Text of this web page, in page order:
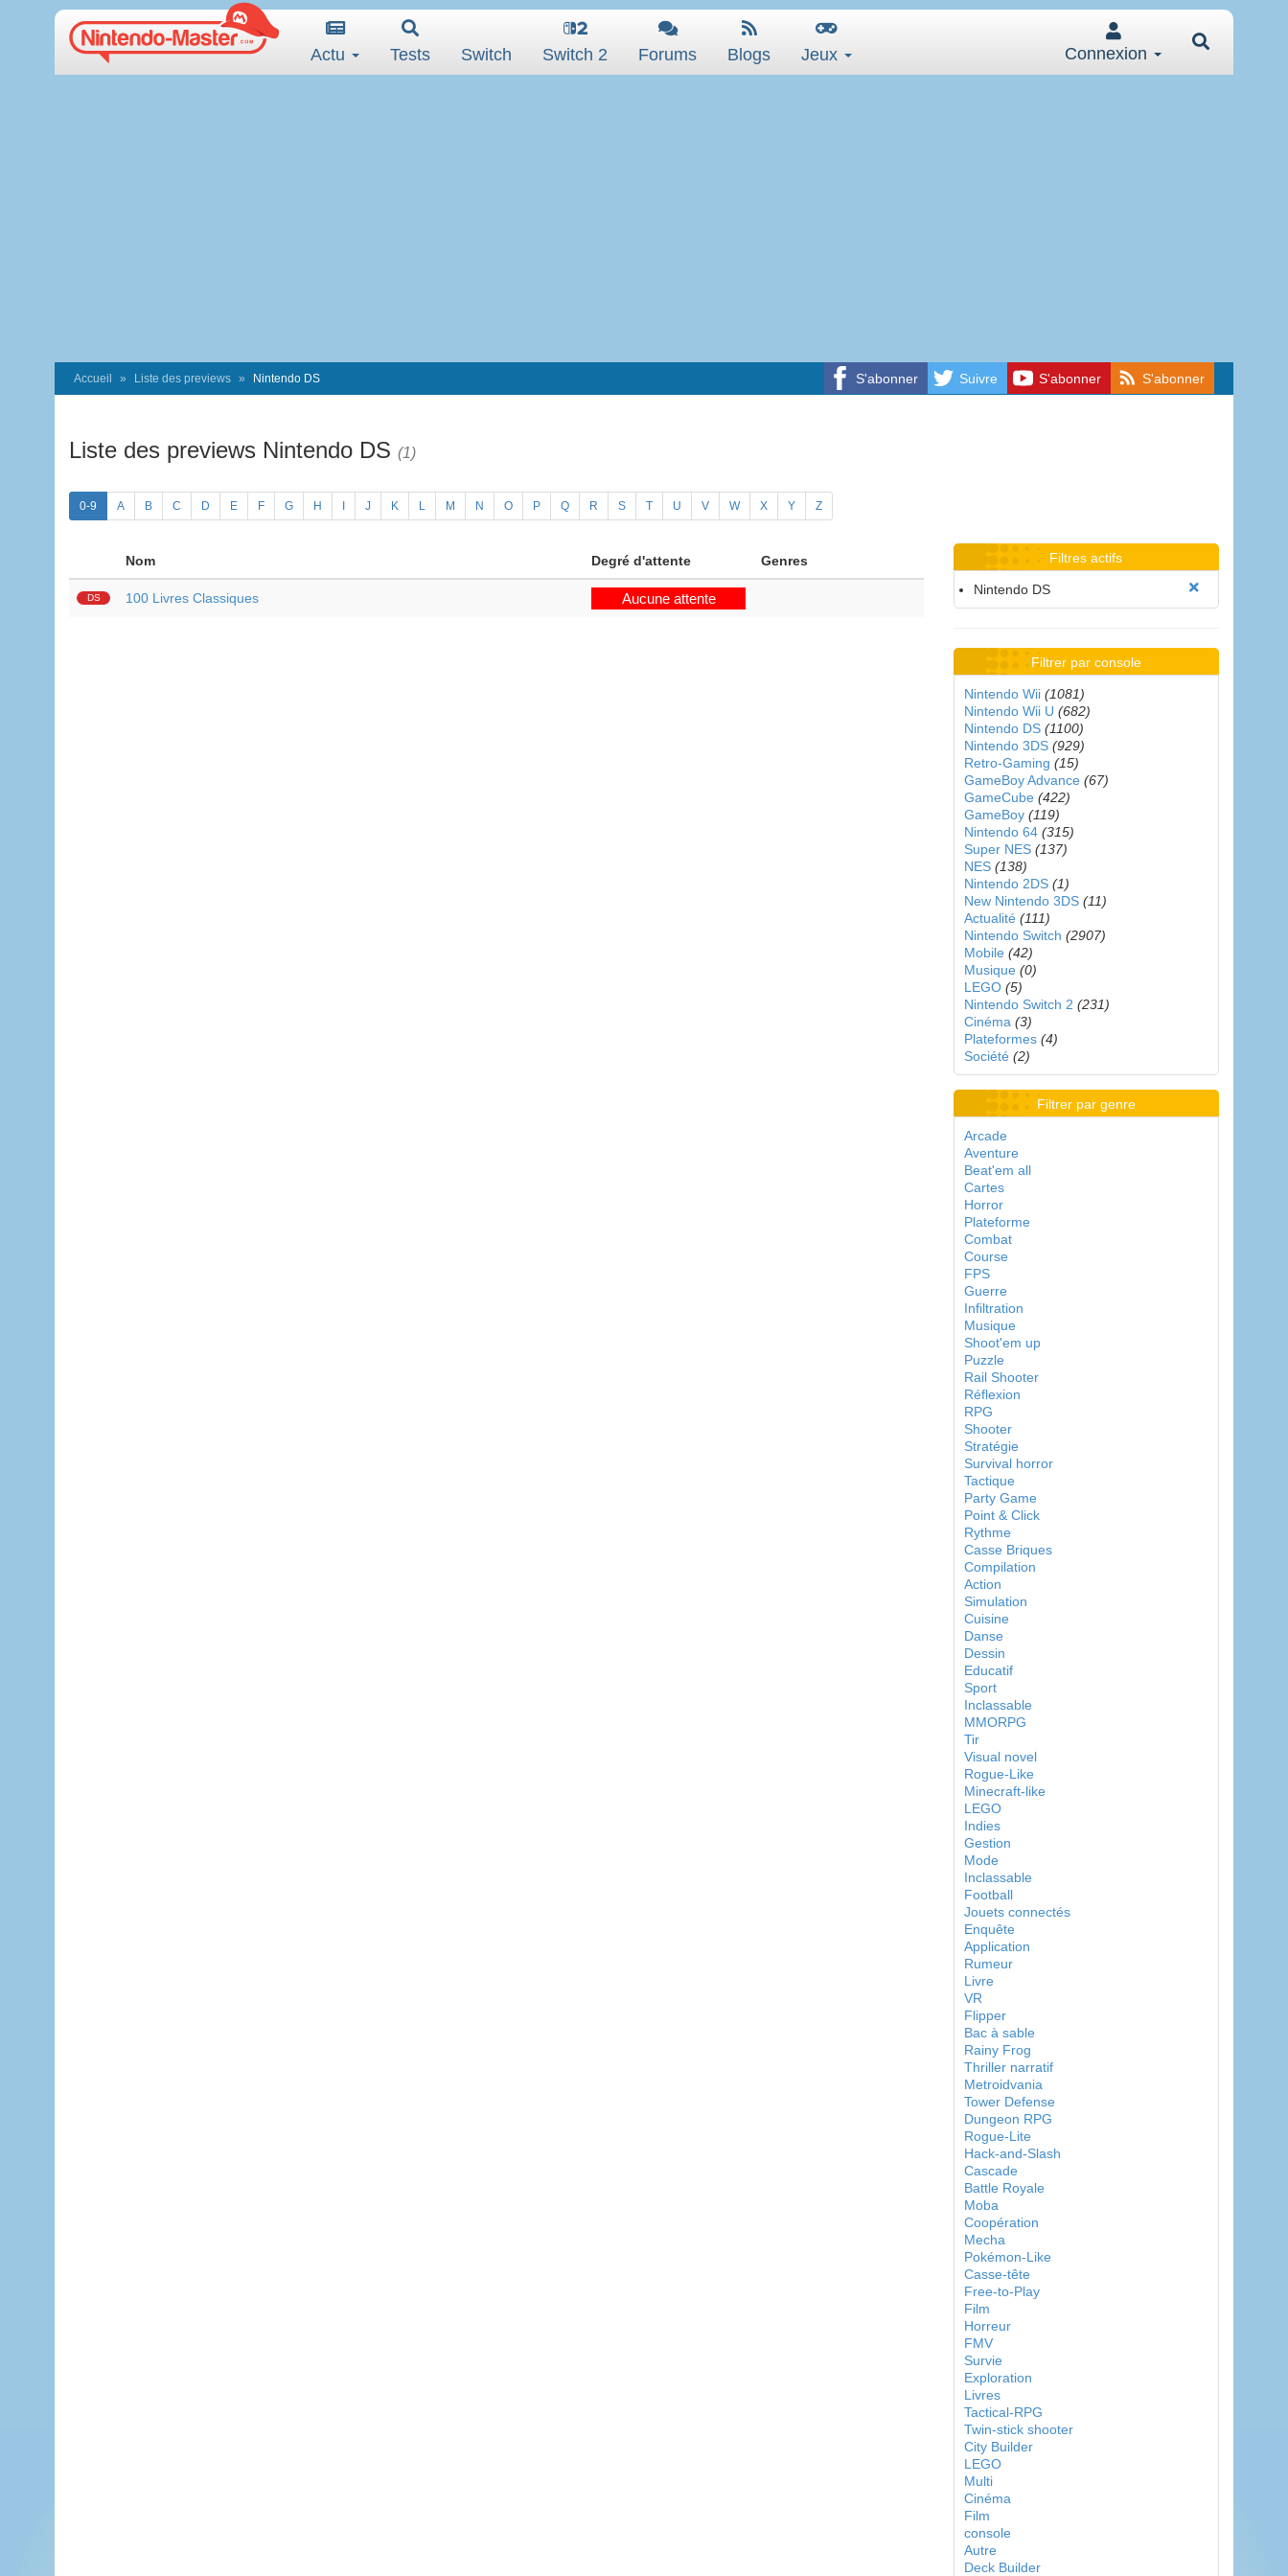
Actu Tests Switch Switch 2 Forums Blogs Jeux Connexion
S'abonner Suivre S'abonner S'abonner
Accueil Liste des previews Nintendo DS
Liste des previews Nintendo DS (1)
0-9 A B C D E F G H J K L M N O P Q R S T U V W X Y Z
Nom Degré d'attente Genres
DS 100 Livres Classiques Aucune attente
Filtres actifs
Nintendo DS
Filtrer par console
Nintendo Wii (1081)
Nintendo Wii U (682)
Nintendo DS (1100)
Nintendo 3DS (929)
Retro-Gaming (15)
GameBoy Advance (67)
GameCube (422)
GameBoy (119)
Nintendo 64 (315)
Super NES (137)
NES (138)
Nintendo 2DS (1)
New Nintendo 3DS (11)
Actualité (111)
Nintendo Switch (2907)
Mobile (42)
Musique (0)
LEGO (5)
Nintendo Switch 2 (231)
Cinéma (3)
Plateformes (4)
Société (2)
Filtrer par genre
Arcade
Aventure
Beat'em all
Cartes
Horror
Plateforme
Combat
Course
FPS
Guerre
Infiltration
Musique
Shoot'em up
Puzzle
Rail Shooter
Réflexion
RPG
Shooter
Stratégie
Survival horror
Tactique
Party Game
Point & Click
Rythme
Casse Briques
Compilation
Action
Simulation
Cuisine
Danse
Dessin
Educatif
Sport
Inclassable
MMORPG
Tir
Visual novel
Rogue-Like
Minecraft-like
LEGO
Indies
Gestion
Mode
Inclassable
Football
Jouets connectés
Enquête
Application
Rumeur
Livre
VR
Flipper
Bac à sable
Rainy Frog
Thriller narratif
Metroidvania
Tower Defense
Dungeon RPG
Rogue-Lite
Hack-and-Slash
Cascade
Battle Royale
Moba
Coopération
Mecha
Pokémon-Like
Casse-tête
Free-to-Play
Film
Horreur
FMV
Survie
Exploration
Livres
Tactical-RPG
Twin-stick shooter
City Builder
LEGO
Multi
Cinéma
Film
console
Autre
Deck Builder